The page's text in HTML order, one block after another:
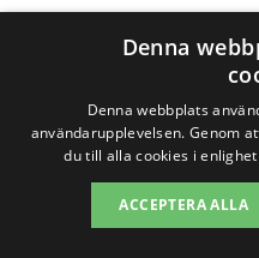
Karslund
Skåre
Kumla
Denna
Denna webbplats
användarupplevelsen. Genom
du till alla cookies i
ACCEPTERA ALLA